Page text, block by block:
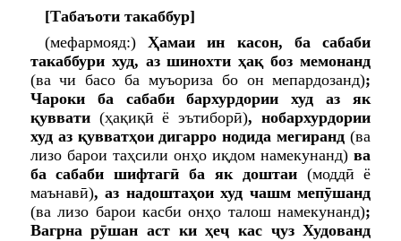
[Табаъоти такаббур]
(мефармояд:) Ҳамаи ин касон, ба сабаби
такаббури худ, аз шинохти ҳақ боз мемонанд
(ва чи басо ба муъориза бо он мепардозанд);
Чароки ба сабаби бархурдории худ аз як
қуввати (ҳақиқӣ ё эътиборӣ), нобархурдории
худ аз қувватҳои дигарро нодида мегиранд (ва
лизо барои таҳсили онҳо иқдом намекунанд) ва
ба сабаби шифтагӣ ба як доштаи (моддӣ ё
маънавӣ), аз надоштаҳои худ чашм мепӯшанд
(ва лизо барои касби онҳо талош намекунанд);
Вагрна рӯшан аст ки ҳеҷ кас ҷуз Худованд